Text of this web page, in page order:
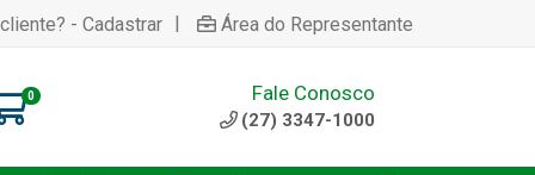
- Cadastrar | Área do Representante
0 Fale Conosco
(27) 3347-1000